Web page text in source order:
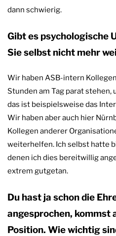
dann schwierig.
Gibt es psychologische
Sie selbst nicht mehr
Wir haben ASB-intern
Stunden am Tag parat stehen,
das ist beispielsweise das
Wir haben aber auch hier
Kollegen anderer
weiterhelfen. Ich selbst hatte
denen ich dies bereitwillig
extrem gutgetan.
Du hast ja schon die
angesprochen, kommst
Position. Wie wichtig